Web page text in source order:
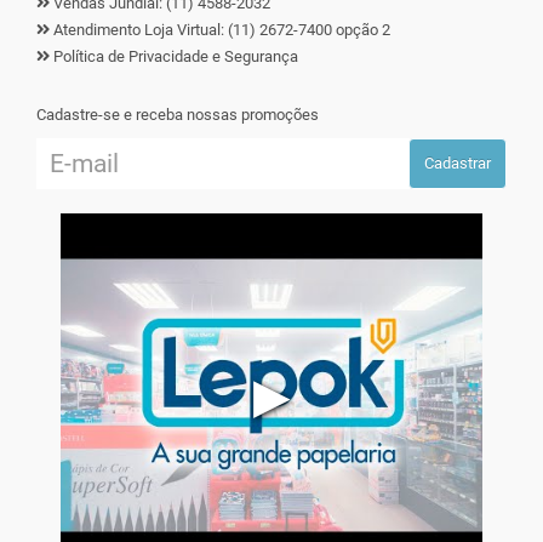
Atendimento Loja Virtual: (11) 2672-7400 opção 2
Política de Privacidade e Segurança
Cadastre-se e receba nossas promoções
Cadastrar
▶